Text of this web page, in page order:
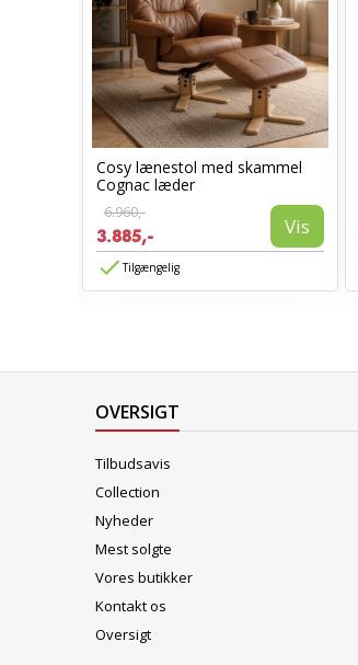
Cosy lænestol med skammel
Cognac læder
6.960,-
3.885,- Vis
Tilgængelig
OVERSIGT
Tilbudsavis
Collection
Nyheder
Mest solgte
Vores butikker
Kontakt os
Oversigt